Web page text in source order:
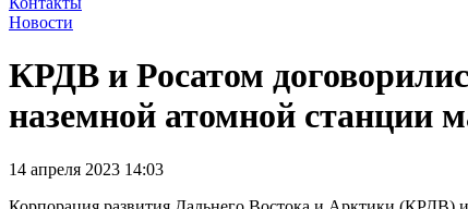
Новости
КРДВ и Росатом
наземной атомной станции
14 апреля 2023 14:03